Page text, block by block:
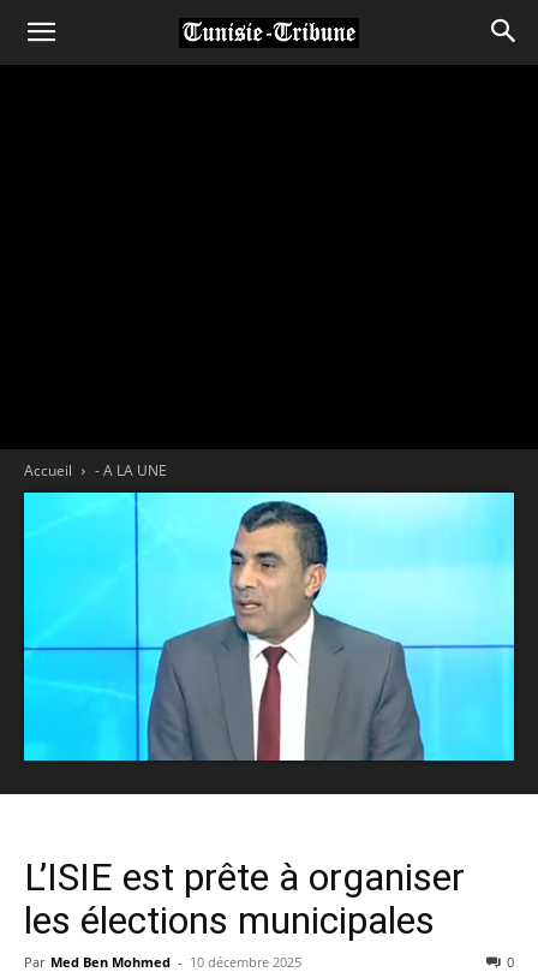
Accueil - A LA UNE
L’ISIE est prête à organiser
les élections municipales
Par Med Ben Mohmed - 10 décembre 2025 0